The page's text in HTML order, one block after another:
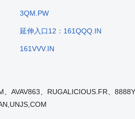
3QM.PW
延伸入口12：161QQQ.IN
161VVV.IN
AVAV863、RUGALICIOUS.FR、